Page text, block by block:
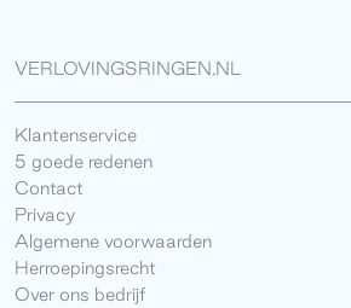
VERLOVINGSRINGEN.NL
Klantenservice
5 goede redenen
Contact
Privacy
Algemene voorwaarden
Herroepingsrecht
Over ons bedrijf